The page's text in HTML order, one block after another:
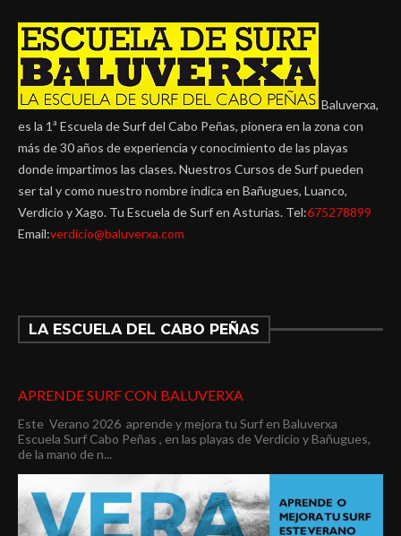
Baluverxa,
es la 1ª Escuela de Surf del Cabo Peñas, pionera en la zona con
más de 30 años de experiencia y conocimiento de las playas
donde impartimos las clases. Nuestros Cursos de Surf pueden
ser tal y como nuestro nombre indica en Bañugues, Luanco,
Verdicio y Xago. Tu Escuela de Surf en Asturias. Tel:675278899
Email:verdicio@baluverxa.com
LA ESCUELA DEL CABO PEÑAS
APRENDE SURF CON BALUVERXA
Este Verano 2026 aprende y mejora tu Surf en Baluverxa
Escuela Surf Cabo Peñas , en las playas de Verdicio y Bañugues,
de la mano de n...